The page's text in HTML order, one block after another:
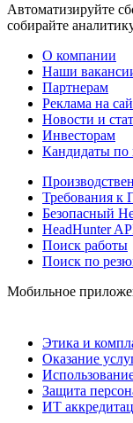
Автоматизируйте
собирайте
О компании
Наши
Партнерам
Реклама на
Новости и
Инвесторам
Кандидаты по
Требования к
Безопасный
HeadHunter
Поиск работы
Поиск по
Мобильное
Этика и
Оказание
Защита
ИТ